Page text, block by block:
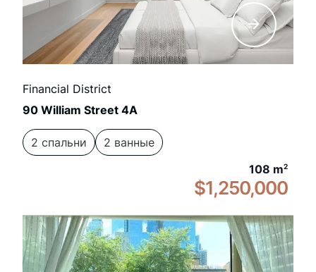
Financial District
90 William Street 4A
2 спальни
2 ванные
108 m2
$1,250,000